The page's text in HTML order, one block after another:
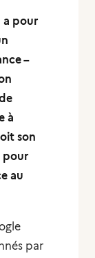
a pour
–
à
son
pour
au
par